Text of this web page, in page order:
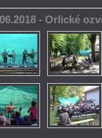
- Orlické